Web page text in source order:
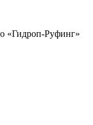
«Гидроп-Руфинг»